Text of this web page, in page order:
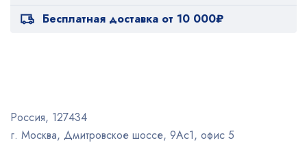
Бесплатная доставка от 10 000₽
Россия, 127434
г. Москва, Дмитровское шоссе, 9Ас1, офис 5